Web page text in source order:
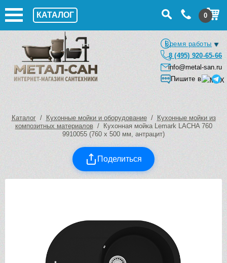
КАТАЛОГ 0
Время работы
8 (495) 920-65-66
info@metal-san.ru
Пишите в
Каталог/ Кухонные мойки и оборудование/
Кухонные мойки из
композитных материалов/ Кухонная мойка Lemark LACHA 760
9910055 (760 х 500 мм, антрацит)
Поделиться